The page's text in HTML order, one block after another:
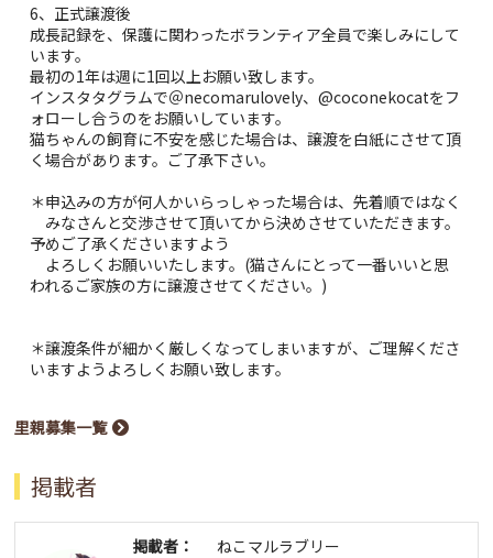
6、正式譲渡後
成長記録を、保護に関わったボランティア全員で楽しみにして
います。
最初の1年は週に1回以上お願い致します。
インスタタグラムで＠necomarulovely、@coconekocatをフ
ォローし合うのをお願いしています。
猫ちゃんの飼育に不安を感じた場合は、譲渡を白紙にさせて頂
く場合があります。ご了承下さい。
＊申込みの方が何人かいらっしゃった場合は、先着順ではなく
みなさんと交渉させて頂いてから決めさせていただきます。
予めご了承くださいますよう
よろしくお願いいたします。(猫さんにとって一番いいと思
われるご家族の方に譲渡させてください。)
＊譲渡条件が細かく厳しくなってしまいますが、ご理解くださ
いますようよろしくお願い致します。
里親募集一覧
掲載者
掲載者：
ねこマルラブリー